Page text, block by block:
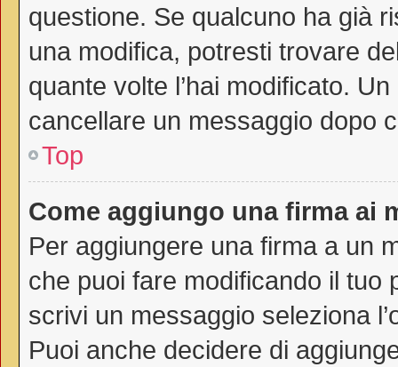
questione. Se qualcuno ha già
una modifica, potresti trovare
quante volte l’hai modificato.
cancellare un messaggio dopo
Top
Come aggiungo una firma ai
Per aggiungere una firma a un
che puoi fare modificando il tuo
scrivi un messaggio seleziona
Puoi anche decidere di